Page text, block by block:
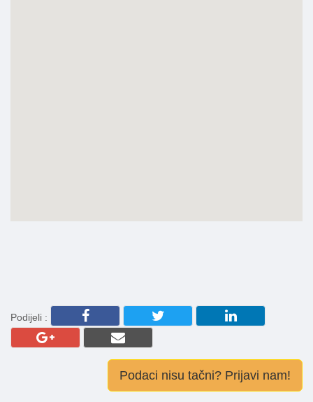
Podijeli :
Podaci nisu tačni? Prijavi nam!